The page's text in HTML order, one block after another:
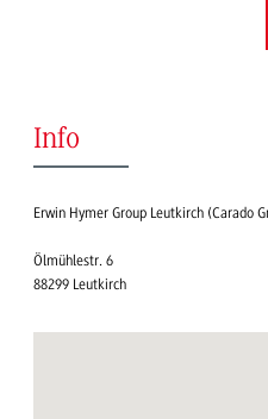
Info
Erwin Hymer Group Leutkirch (Carado
Ölmühlestr. 6
88299 Leutkirch